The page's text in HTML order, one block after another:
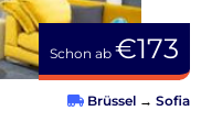
Schon ab €173
Brüssel → Sofia